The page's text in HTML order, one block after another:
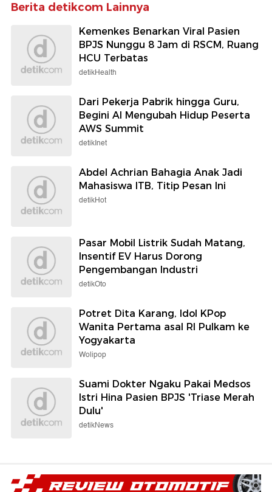
Berita detikcom Lainnya
Kemenkes Benarkan Viral Pasien
BPJS Nunggu 8 Jam di RSCM, Ruang
HCU Terbatas
detikHealth
Dari Pekerja Pabrik hingga Guru,
Begini AI Mengubah Hidup Peserta
AWS Summit
detikInet
Abdel Achrian Bahagia Anak Jadi
Mahasiswa ITB, Titip Pesan Ini
detikHot
Pasar Mobil Listrik Sudah Matang,
Insentif EV Harus Dorong
Pengembangan Industri
detikOto
Potret Dita Karang, Idol KPop
Wanita Pertama asal RI Pulkam ke
Yogyakarta
Wolipop
Suami Dokter Ngaku Pakai Medsos
Istri Hina Pasien BPJS 'Triase Merah
Dulu'
detikNews